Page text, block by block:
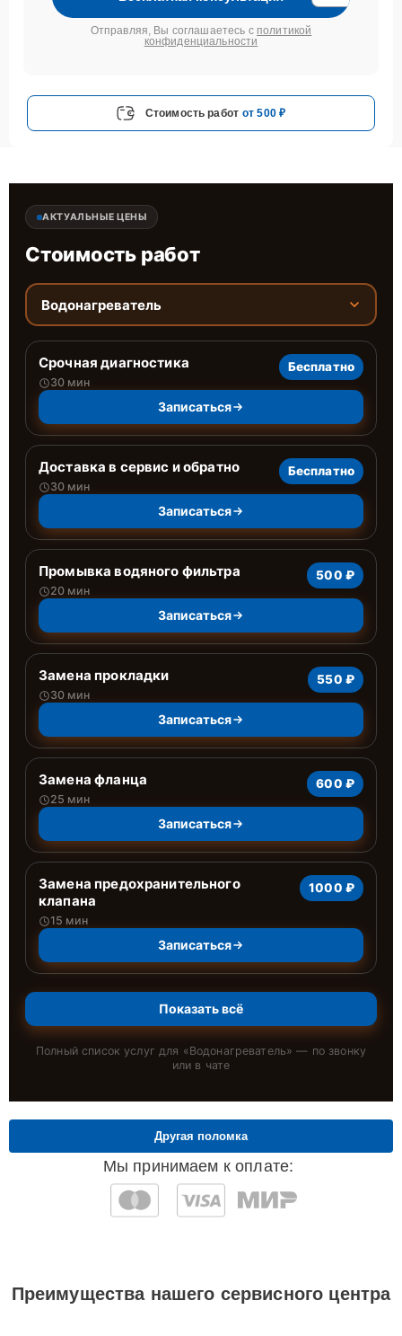
Отправляя, Вы соглашаетесь с политикой
конфиденциальности
Стоимость работ от 500 ₽
АКТУАЛЬНЫЕ ЦЕНЫ
Стоимость работ
Водонагреватель
Срочная диагностика
30 мин
Бесплатно
Записаться
Доставка в сервис и обратно
30 мин
Бесплатно
Записаться
Промывка водяного фильтра
20 мин
500 ₽
Записаться
Замена прокладки
30 мин
550 ₽
Записаться
Замена фланца
25 мин
600 ₽
Записаться
Замена предохранительного
клапана
15 мин
1000 ₽
Записаться
Показать всё
Полный список услуг для «Водонагреватель» — по звонку
или в чате
Мы принимаем к оплате:
Другая поломка
Преимущества нашего сервисного центра